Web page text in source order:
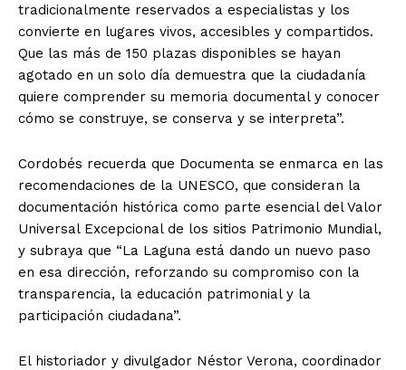
tradicionalmente reservados a especialistas y los
convierte en lugares vivos, accesibles y compartidos.
Que las más de 150 plazas disponibles se hayan
agotado en un solo día demuestra que la ciudadanía
quiere comprender su memoria documental y conocer
cómo se construye, se conserva y se interpreta”.
Cordobés recuerda que Documenta se enmarca en las
recomendaciones de la UNESCO, que consideran la
documentación histórica como parte esencial del Valor
Universal Excepcional de los sitios Patrimonio Mundial,
y subraya que “La Laguna está dando un nuevo paso
en esa dirección, reforzando su compromiso con la
transparencia, la educación patrimonial y la
participación ciudadana”.
El historiador y divulgador Néstor Verona, coordinador